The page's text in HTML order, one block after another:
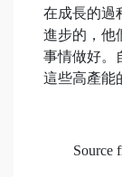
在成長的過
進步的，他
事情做好。
這些高產能
Source